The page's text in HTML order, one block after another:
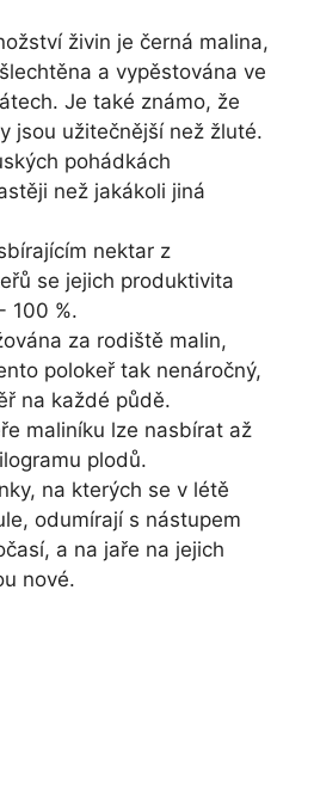
živin je černá malina,
a vypěstována ve
Je také známo, že
jsou užitečnější než žluté.
pohádkách
než jakákoli jiná
nektar z
se jejich produktivita
100 %.
za rodiště malin,
polokeř tak nenáročný,
na každé půdě.
maliníku lze nasbírat až
plodů.
na kterých se v létě
odumírají s nástupem
a na jaře na jejich
nové.